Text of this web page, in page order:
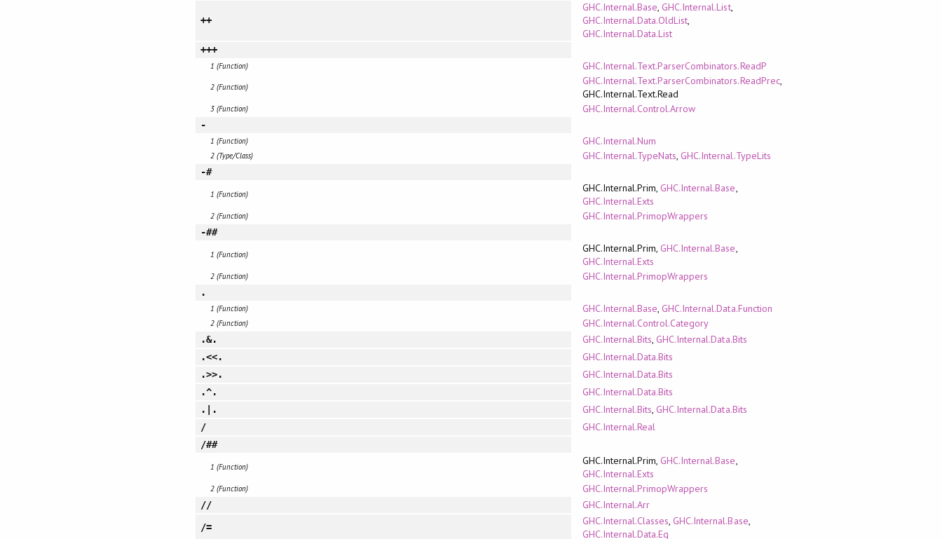
++
GHC.Internal.Base,GHC.Internal.List,
GHC.Internal.Data.OldList,
GHC.Internal.Data.List
+++
1 (Function) GHC.Internal.Text.ParserCombinators.ReadP
2 (Function) GHC.Internal.Text.ParserCombinators.ReadPrec,
GHC.Internal.Text.Read
3 (Function) GHC.Internal.Control.Arrow
-
1 (Function) GHC.Internal.Num
2 (Type/Class) GHC.Internal.TypeNats,GHC.Internal.TypeLits
-#
1 (Function) GHC.Internal.Prim,GHC.Internal.Base,
GHC.Internal.Exts
2 (Function) GHC.Internal.PrimopWrappers
-##
1 (Function) GHC.Internal.Prim,GHC.Internal.Base,
GHC.Internal.Exts
2 (Function) GHC.Internal.PrimopWrappers
.
1 (Function) GHC.Internal.Base,GHC.Internal.Data.Function
2 (Function) GHC.Internal.Control.Category
.&. GHC.Internal.Bits,GHC.Internal.Data.Bits
.<<. GHC.Internal.Data.Bits
.>>. GHC.Internal.Data.Bits
.^. GHC.Internal.Data.Bits
.|. GHC.Internal.Bits,GHC.Internal.Data.Bits
/ GHC.Internal.Real
/##
1 (Function) GHC.Internal.Prim,GHC.Internal.Base,
GHC.Internal.Exts
2 (Function) GHC.Internal.PrimopWrappers
// GHC.Internal.Arr
/= GHC.Internal.Classes,GHC.Internal.Base,
GHC.Internal.Data.Eq